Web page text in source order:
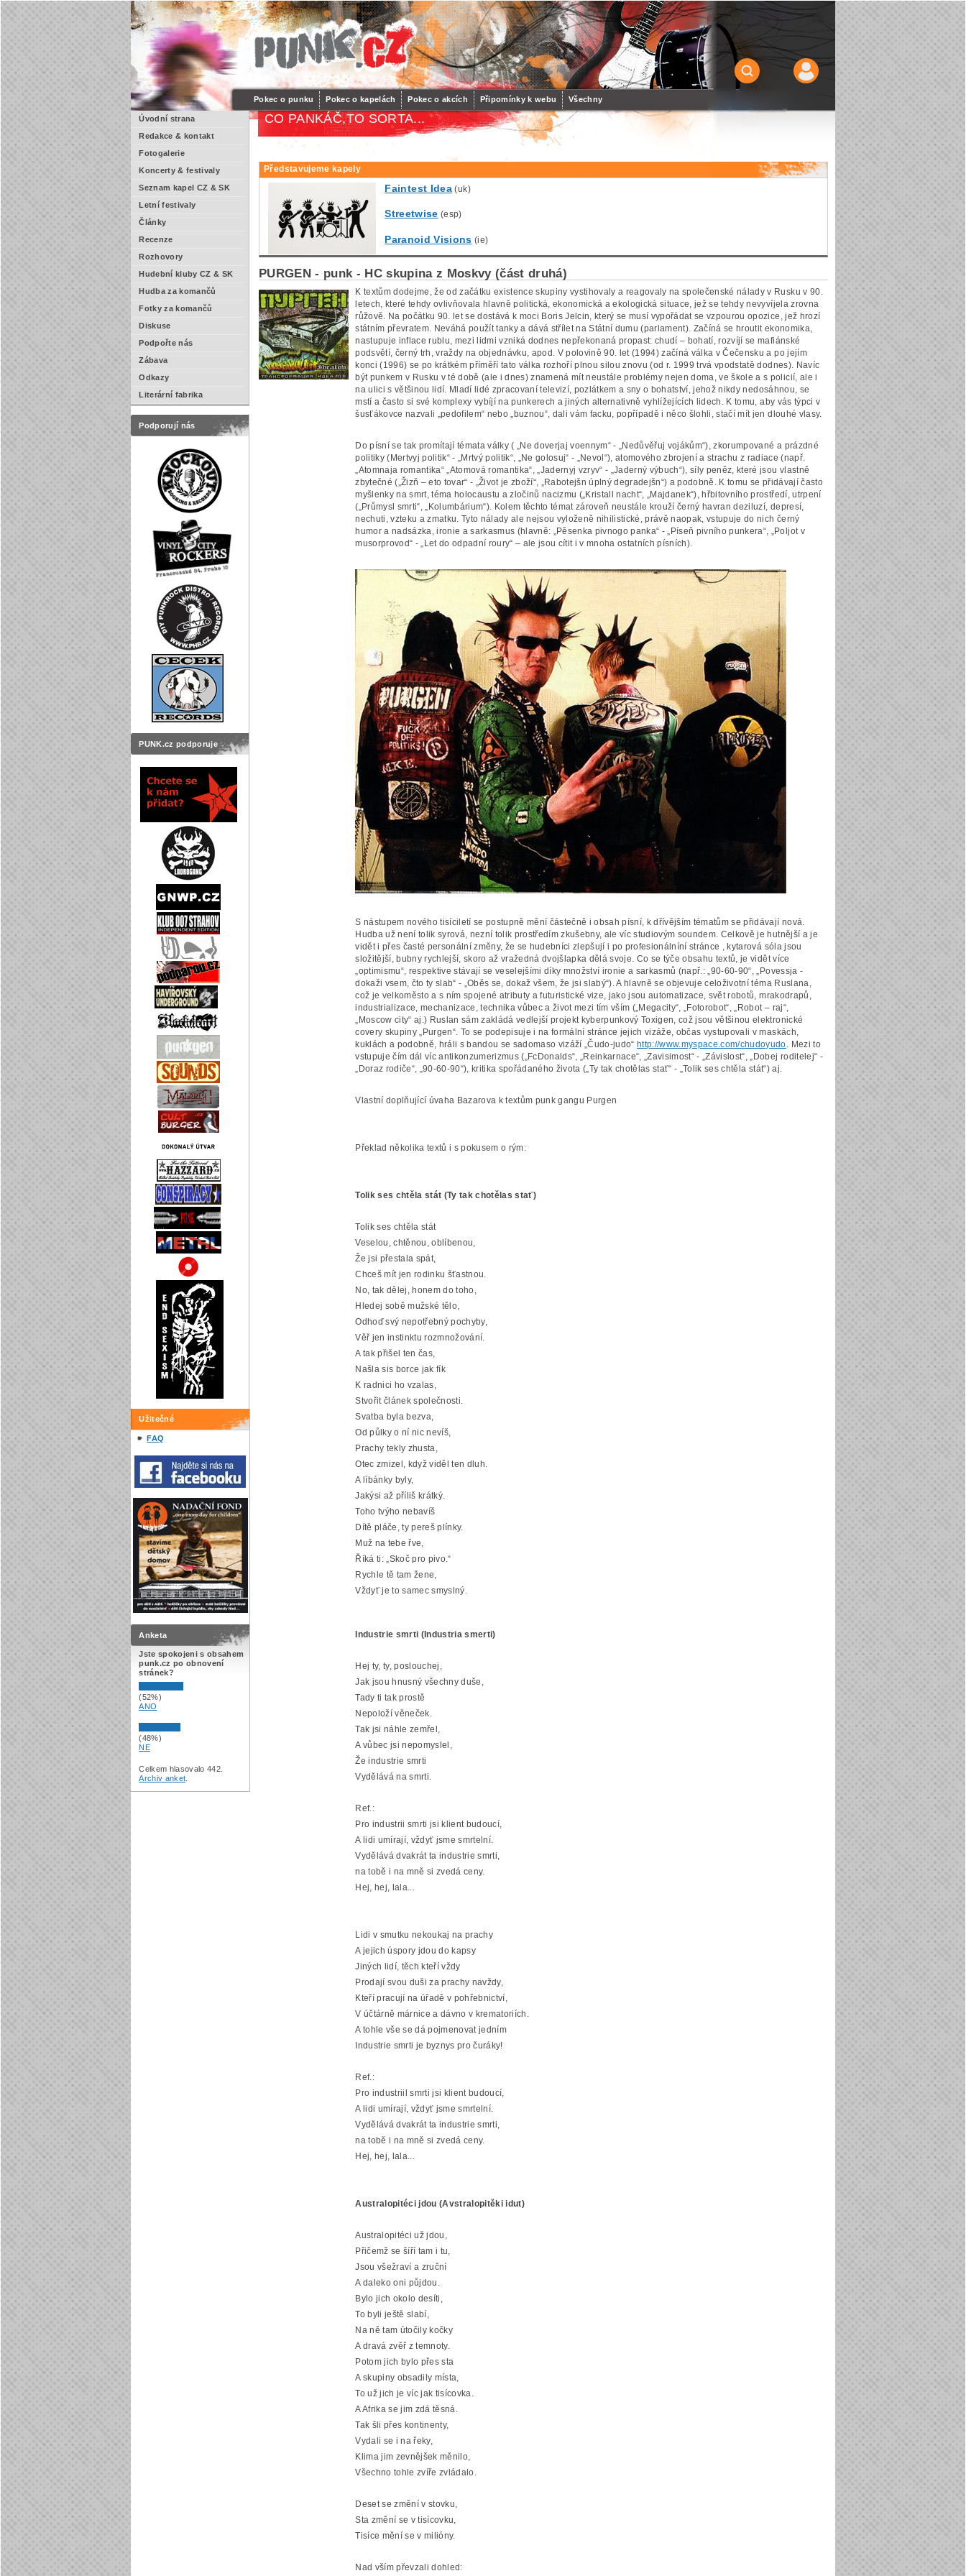
Pokec o punku Pokec o kapelách Pokec o akcích Připomínky k webu Všechny
Úvodní strana
Redakce & kontakt
Fotogalerie
Koncerty & festivaly
Seznam kapel CZ & SK
Letní festivaly
Články
Recenze
Rozhovory
Hudební kluby CZ & SK
Hudba za komančů
Fotky za komančů
Diskuse
Podpořte nás
Zábava
Odkazy
Literární fabrika
Podporují nás
PUNK.cz podporuje
CO PANKÁČ,TO SORTA...
Užitečné
FAQ
Představujeme kapely
Faintest Idea (uk)
Streetwise (esp)
Paranoid Visions (ie)
PURGEN - punk - HC skupina z Moskvy (část druhá)
K textům dodejme, že od začátku existence skupiny vystihovaly a reagovaly na společenské nálady v Rusku v 90.
letech, které tehdy ovlivňovala hlavně politická, ekonomická a ekologická situace, jež se tehdy nevyvíjela zrovna
růžově. Na počátku 90. let se dostává k moci Boris Jelcin, který se musí vypořádat se vzpourou opozice, jež hrozí
státním převratem. Neváhá použít tanky a dává střílet na Státní dumu (parlament). Začíná se hroutit ekonomika,
nastupuje inflace rublu, mezi lidmi vzniká dodnes nepřekonaná propast: chudí – bohatí, rozvíjí se mafiánské
podsvětí, černý trh, vraždy na objednávku, apod. V polovině 90. let (1994) začíná válka v Čečensku a po jejím
konci (1996) se po krátkém příměří tato válka rozhoří plnou silou znovu (od r. 1999 trvá vpodstatě dodnes). Navíc
být punkem v Rusku v té době (ale i dnes) znamená mít neustále problémy nejen doma, ve škole a s policií, ale i
na ulici s většinou lidí. Mladí lidé zpracovaní televizí, pozlátkem a sny o bohatství, jehož nikdy nedosáhnou, se
mstí a často si své komplexy vybíjí na punkerech a jiných alternativně vyhlížejících lidech. K tomu, aby vás týpci v
šusťákovce nazvali „pedofilem“ nebo „buznou“, dali vám facku, popřípadě i něco šlohli, stačí mít jen dlouhé vlasy.
Do písní se tak promítají témata války ( „Ne doverjaj voennym“ - „Nedůvěřuj vojákům“), zkorumpované a prázdné
politiky (Mertvyj politik“ - „Mrtvý politik“, „Ne golosuj“ - „Nevol“), atomového zbrojení a strachu z radiace (např.
„Atomnaja romantika“ „Atomová romantika“, „Jadernyj vzryv“ - „Jaderný výbuch“), síly peněz, které jsou vlastně
zbytečné („Žizň – eto tovar“ - „Život je zboží“, „Rabotejšn úplný degradejšn“) a podobně. K tomu se přidávají často
myšlenky na smrt, téma holocaustu a zločinů nacizmu („Kristall nacht“, „Majdanek“), hřbitovního prostředí, utrpení
(„Průmysl smrti“, „Kolumbárium“). Kolem těchto témat zároveň neustále krouží černý havran deziluzí, depresí,
nechuti, vzteku a zmatku. Tyto nálady ale nejsou vyloženě nihilistické, právě naopak, vstupuje do nich černý
humor a nadsázka, ironie a sarkasmus (hlavně: „Pěsenka pivnogo panka“ - „Píseň pivního punkera“, „Poljot v
musorprovod“ - „Let do odpadní roury“ – ale jsou cítit i v mnoha ostatních písních).
S nástupem nového tisíciletí se postupně mění částečně i obsah písní, k dřívějším tématům se přidávají nová.
Hudba už není tolik syrová, nezní tolik prostředím zkušebny, ale víc studiovým soundem. Celkově je hutnější a je
vidět i přes časté personální změny, že se hudebníci zlepšují i po profesionálníní stránce , kytarová sóla jsou
složitější, bubny rychlejší, skoro až vražedná dvojšlapka dělá svoje. Co se týče obsahu textů, je vidět více
„optimismu“, respektive stávají se veselejšími díky množství ironie a sarkasmů (např.: „90-60-90“, „Povessja -
dokaži vsem, čto ty slab“ - „Oběs se, dokaž všem, že jsi slabý“). A hlavně se objevuje celoživotní téma Ruslana,
což je velkoměsto a s ním spojené atributy a futuristické vize, jako jsou automatizace, svět robotů, mrakodrapů,
industrializace, mechanizace, technika vůbec a život mezi tím vším („Megacity“, „Fotorobot“, „Robot – raj“,
„Moscow city“ aj.) Ruslan sám zakládá vedlejší projekt kyberpunkový Toxigen, což jsou většinou elektronické
covery skupiny „Purgen“. To se podepisuje i na formální stránce jejich vizáže, občas vystupovali v maskách,
kuklách a podobně, hráli s bandou se sadomaso vizáží „Čudo-judo“ http://www.myspace.com/chudoyudo. Mezi to
vstupuje čím dál víc antikonzumerizmus („FcDonalds“, „Reinkarnace“, „Zavisimost“ - „Závislost“, „Dobej roditelej“ -
„Doraz rodiče“, „90-60-90“), kritika spořádaného života („Ty tak chotělas stať“ - „Tolik ses chtěla stát“) aj.
Vlastní doplňující úvaha Bazarova k textům punk gangu Purgen
Překlad několika textů i s pokusem o rým:
Tolik ses chtěla stát (Ty tak chotělas stať)
Tolik ses chtěla stát
Veselou, chtěnou, oblíbenou,
Že jsi přestala spát,
Chceš mít jen rodinku šťastnou.
No, tak dělej, honem do toho,
Hledej sobě mužské tělo,
Odhoď svý nepotřebný pochyby,
Věř jen instinktu rozmnožování.
A tak přišel ten čas,
Našla sis borce jak fík
K radnici ho vzalas,
Stvořit článek společnosti.
Svatba byla bezva,
Od půlky o ní nic nevíš,
Prachy tekly zhusta,
Otec zmizel, když viděl ten dluh.
A líbánky byly,
Jakýsi až příliš krátký.
Toho tvýho nebavíš
Dítě pláče, ty pereš plínky.
Muž na tebe řve,
Říká ti: „Skoč pro pivo.“
Rychle tě tam žene,
Vždyť je to samec smyslný.
Industrie smrti (Industria smerti)
Hej ty, ty, poslouchej,
Jak jsou hnusný všechny duše,
Tady ti tak prostě
Nepoloží věneček.
Tak jsi náhle zemřel,
A vůbec jsi nepomyslel,
Že industrie smrti
Vydělává na smrti.
Ref.:
Pro industrii smrti jsi klient budoucí,
A lidi umírají, vždyť jsme smrtelní.
Vydělává dvakrát ta industrie smrti,
na tobě i na mně si zvedá ceny.
Hej, hej, lala...
Lidi v smutku nekoukaj na prachy
A jejich úspory jdou do kapsy
Jiných lidí, těch kteří vždy
Prodají svou duši za prachy navždy,
Kteří pracují na úřadě v pohřebnictví,
V účtárně márnice a dávno v krematoriích.
A tohle vše se dá pojmenovat jedním
Industrie smrti je byznys pro čuráky!
Ref.:
Pro industriil smrti jsi klient budoucí,
A lidi umírají, vždyť jsme smrtelní.
Vydělává dvakrát ta industrie smrti,
na tobě i na mně si zvedá ceny.
Hej, hej, lala...
Australopitéci jdou (Avstralopitěki idut)
Australopitéci už jdou,
Přičemž se šíří tam i tu,
Jsou všežraví a zruční
A daleko oni půjdou.
Bylo jich okolo desíti,
To byli ještě slabí,
Na ně tam útočily kočky
A dravá zvěř z temnoty.
Potom jich bylo přes sta
A skupiny obsadily místa,
To už jich je víc jak tisícovka.
A Afrika se jim zdá těsná.
Tak šli přes kontinenty,
Vydali se i na řeky,
Klima jim zevnějšek měnilo,
Všechno tohle zvíře zvládalo.
Deset se změní v stovku,
Sta změní se v tisícovku,
Tisíce mění se v milióny.
Nad vším převzali dohled:
Anketa
Jste spokojeni s obsahem
punk.cz po obnovení
stránek?
(52%)
ANO
(48%)
NE
Celkem hlasovalo 442.
Archiv anket